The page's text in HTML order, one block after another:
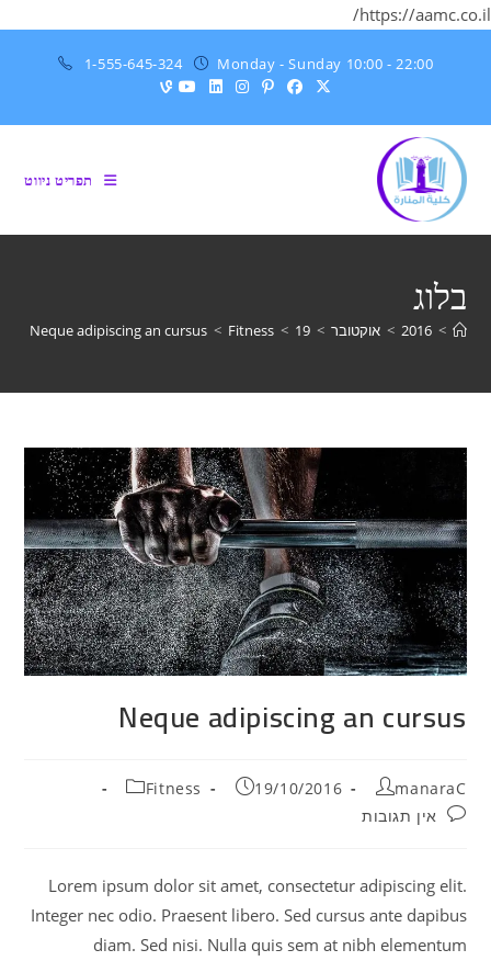
https://aamc.co.il/
1-555-645-324 Monday - Sunday 10:00 - 22:00
תפריט ניווט
בלוג
>
2016
> אוקטובר >
19
>
Fitness
>
Neque adipiscing an cursus
Neque adipiscing an cursus
מחבר:
manaraC פורסם:
19/10/2016 קטגוריה:
Fitness
תגובות:אין תגובות
Lorem ipsum dolor sit amet, consectetur adipiscing elit.
Integer nec odio. Praesent libero. Sed cursus ante dapibus
diam. Sed nisi. Nulla quis sem at nibh elementum